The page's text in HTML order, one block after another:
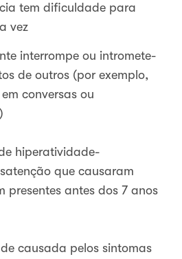
tem dificuldade para
vez
interrompe ou intromete-
de outros (por exemplo,
conversas ou
hiperatividade-
que causaram
presentes antes dos 7 anos
causada pelos sintomas